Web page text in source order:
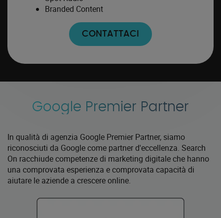
Branded Content
CONTATTACI
Google Premier Partner
In qualità di agenzia Google Premier Partner, siamo
riconosciuti da Google come partner d'eccellenza. Search
On racchiude competenze di marketing digitale che hanno
una comprovata esperienza e comprovata capacità di
aiutare le aziende a crescere online.